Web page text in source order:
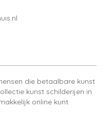
die betaalbare kunst
kunst schilderijen in
online kunt